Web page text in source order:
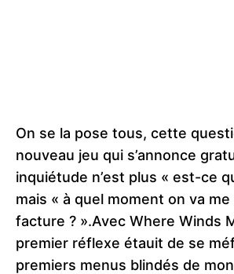
On se la pose tous, cette
nouveau jeu qui s’annonce
inquiétude n’est plus « est-ce
mais « à quel moment on va
facture ? ».Avec Where Winds
premier réflexe étauit de se
premiers menus blindés de